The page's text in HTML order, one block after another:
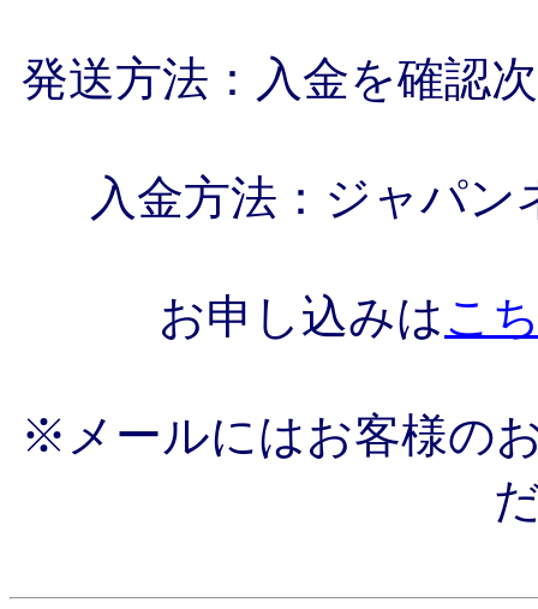
発送方法：入金を確認
入金方法：ジャパ
お申し込みはこ
※メールにはお客様の